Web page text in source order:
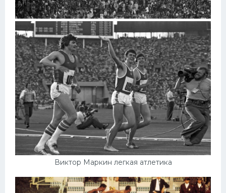
Виктор Маркин легкая атлетика